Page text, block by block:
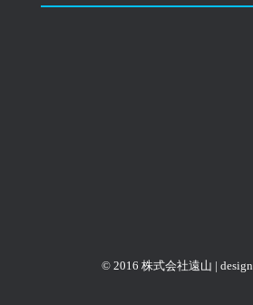
© 2016 株式会社遠山 | design